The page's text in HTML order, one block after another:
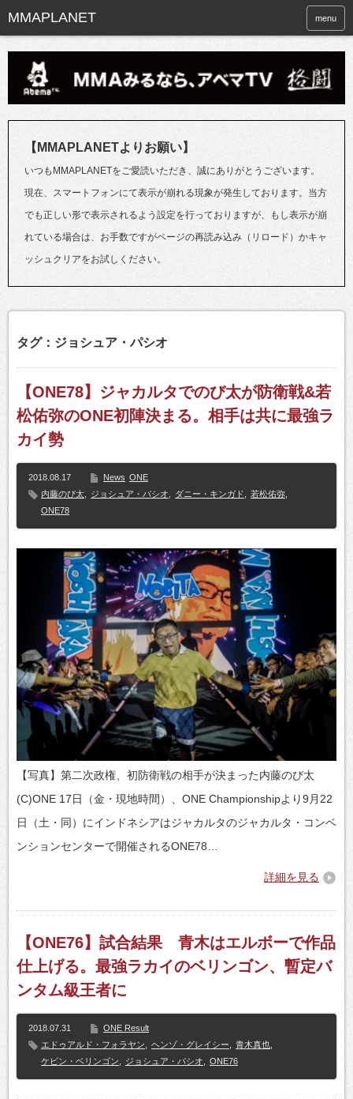
menu
【MMAPLANETよりお願い】
いつもMMAPLANETをご愛読いただき、誠にありがとうございます。
現在、スマートフォンにて表示が崩れる現象が発生しております。当方
でも正しい形で表示されるよう設定を行っておりますが、もし表示が崩
れている場合は、お手数ですがページの再読み込み（リロード）かキャ
ッシュクリアをお試しください。
タグ：ジョシュア・パシオ
【ONE78】ジャカルタでのび太が防衛戦&若
松佑弥のONE初陣決まる。相手は共に最強ラ
カイ勢
2018.08.17 News ONE
内藤のび太
ジョシュア・パシオ ダニー・キンガド 若松佑弥
ONE78
【写真】第二次政権、初防衛戦の相手が決まった内藤のび太
(C)ONE 17日（金・現地時間）、ONE Championshipより9月22
日（土・同）にインドネシアはジャカルタのジャカルタ・コンベ
ンションセンターで開催されるONE78…
詳細を見る
【ONE76】試合結果 青木はエルボーで作品
仕上げる。最強ラカイのベリンゴン、暫定バ
ンタム級王者に
2018.07.31
ONE Result
エドゥアルド・フォラヤン
ヘンゾ・グレイシー 青木真也
ケビン・ベリンゴン
ジョシュア・パシオ ONE76